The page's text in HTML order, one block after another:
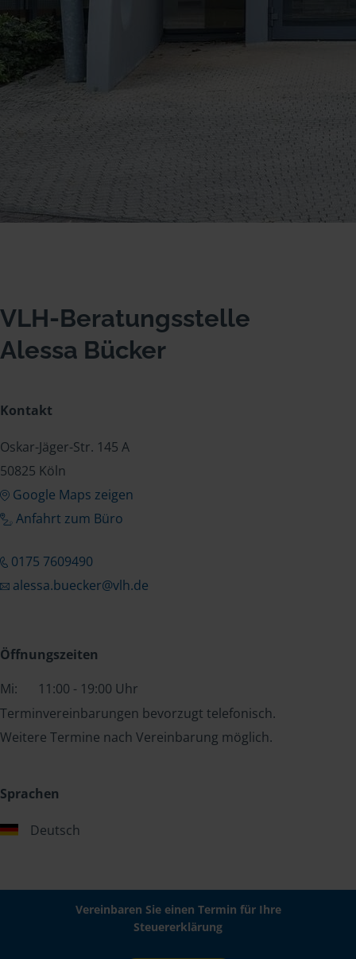
VLH-Beratungsstelle
Alessa Bücker
Kontakt
Oskar-Jäger-Str. 145 A
50825 Köln
Google Maps zeigen
Anfahrt zum Büro
0175 7609490
alessa.buecker@vlh.de
Öffnungszeiten
Mi:
11:00 - 19:00 Uhr
Terminvereinbarungen bevorzugt telefonisch.
Weitere Termine nach Vereinbarung möglich.
Sprachen
Deutsch
Vereinbaren Sie einen Termin für Ihre
Steuererklärung